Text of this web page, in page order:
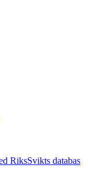
RiksSvikts databas